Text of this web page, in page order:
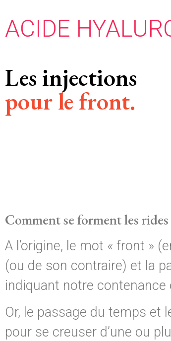
ACIDE
Les injections
pour le front.
Comment se forment les
A l’origine, le mot « front »
(ou de son contraire) et la
indiquant notre
Or, le passage du temps et
pour se creuser d’une ou